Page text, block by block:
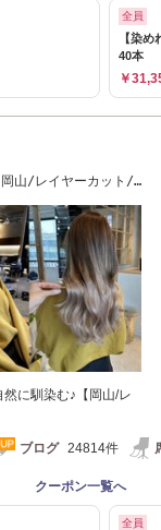
全員
【染
40本
￥
岡山/レイヤーカット/
に馴染む♪【岡山/レ
ブログ 24814件
クーポン一覧へ
全員